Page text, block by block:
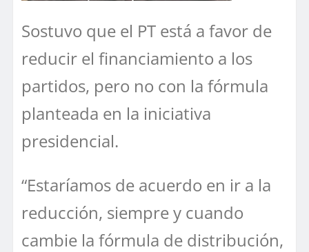
Sostuvo que el PT está a favor de
reducir el financiamiento a los
partidos, pero no con la fórmula
planteada en la iniciativa
presidencial.
“Estaríamos de acuerdo en ir a la
reducción, siempre y cuando
cambie la fórmula de distribución,